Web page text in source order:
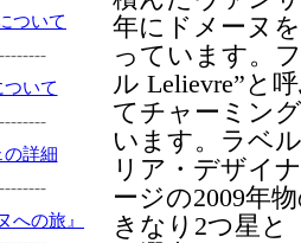
ついて
いて
の詳細
への旅』
年にドメーヌ
っています。
ル Lelievre”と
てチャーミン
います。ラベ
リア・デザイ
ージの2009年
きなり2つ星と